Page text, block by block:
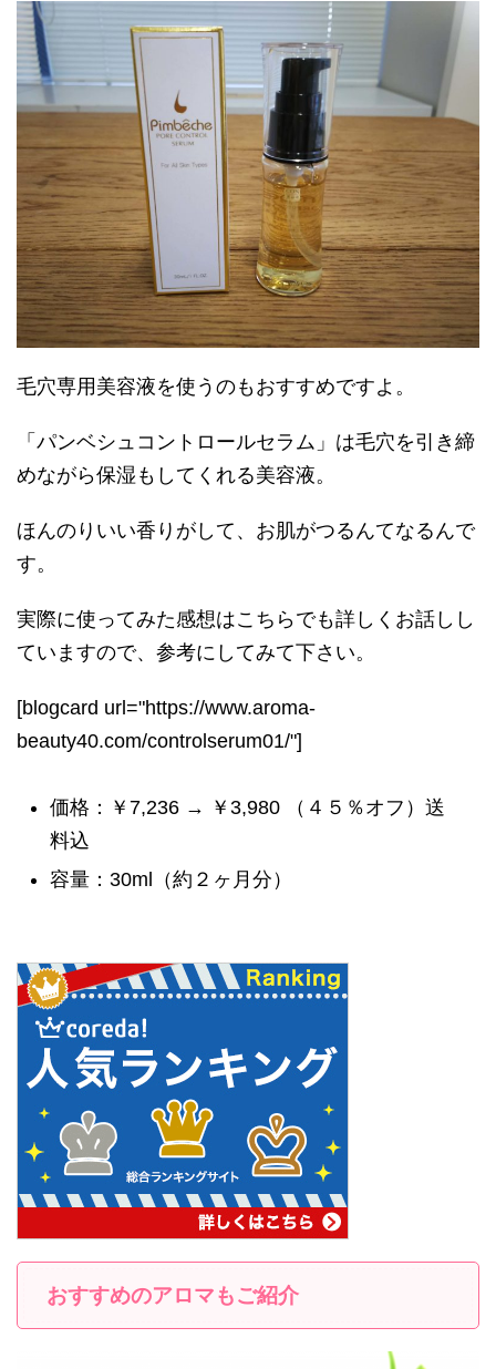
毛穴専用美容液を使うのもおすすめですよ。
「パンベシュコントロールセラム」は毛穴を引き締
めながら保湿もしてくれる美容液。
ほんのりいい香りがして、お肌がつるんてなるんで
す。
実際に使ってみた感想はこちらでも詳しくお話しし
ていますので、参考にしてみて下さい。
[blogcard url="https://www.aroma-
beauty40.com/controlserum01/"]
価格：￥7,236 → ￥3,980 （４５％オフ）送
料込
容量：30ml（約２ヶ月分）
おすすめのアロマもご紹介